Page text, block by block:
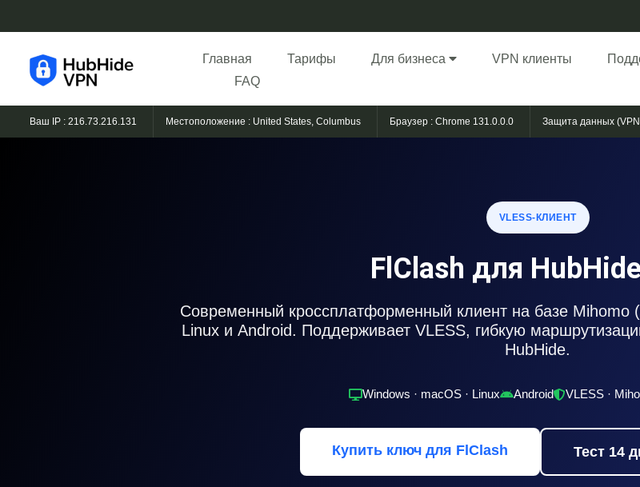
Главная Тарифы Для бизнеса VPN клиенты
FAQ
Ваш IP : 216.73.216.131 Местоположение : United States, Columbus Браузер : Chrome 131.0.0.0 Защита данных
VLESS-КЛИЕНТ
FlClash для
Современный кроссплатформенный клиент на базе Mihomo
Linux и Android. Поддерживает VLESS, гибкую
HubHide.
Windows · macOS · Linux Android VLESS ·
Купить ключ для FlClash Тест 14